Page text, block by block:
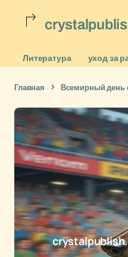
Литература уход за
Главная Всемирный день